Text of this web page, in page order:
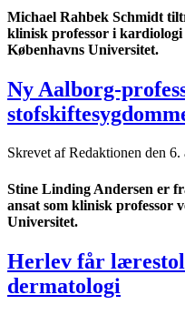
Michael Rahbek Schmidt
klinisk professor i
Københavns Universitet.
Ny Aalborg-
Skrevet af Redaktionen den 6.
Stine Linding Andersen er
ansat som klinisk professor
Universitet.
Herlev får
dermatologi